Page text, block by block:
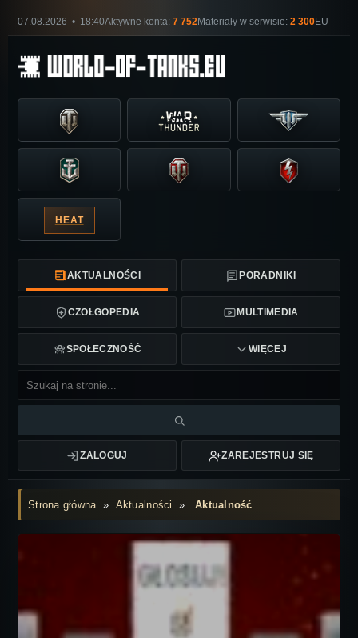
07.08.2026 • 18:40Aktywne konta: 7 752Materiały w serwisie: 2 300EU
HEAT
AKTUALNOŚCI PORADNIKI
CZOŁGOPEDIA MULTIMEDIA
SPOŁECZNOŚĆ WIĘCEJ
ZALOGUJ ZAREJESTRUJ SIĘ
Strona główna» Aktualności »Aktualność